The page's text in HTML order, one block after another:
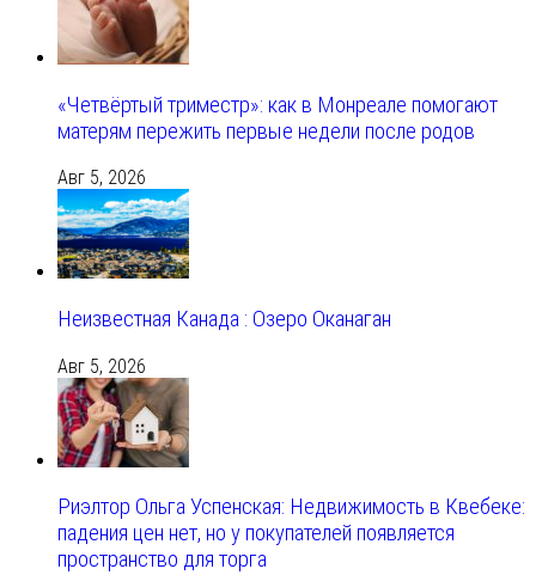
«Четвёртый триместр»: как в Монреале помогают
матерям пережить первые недели после родов
Авг 5, 2026
Неизвестная Канада : Озеро Оканаган
Авг 5, 2026
Риэлтор Ольга Успенская: Недвижимость в Квебеке:
падения цен нет, но у покупателей появляется
пространство для торга